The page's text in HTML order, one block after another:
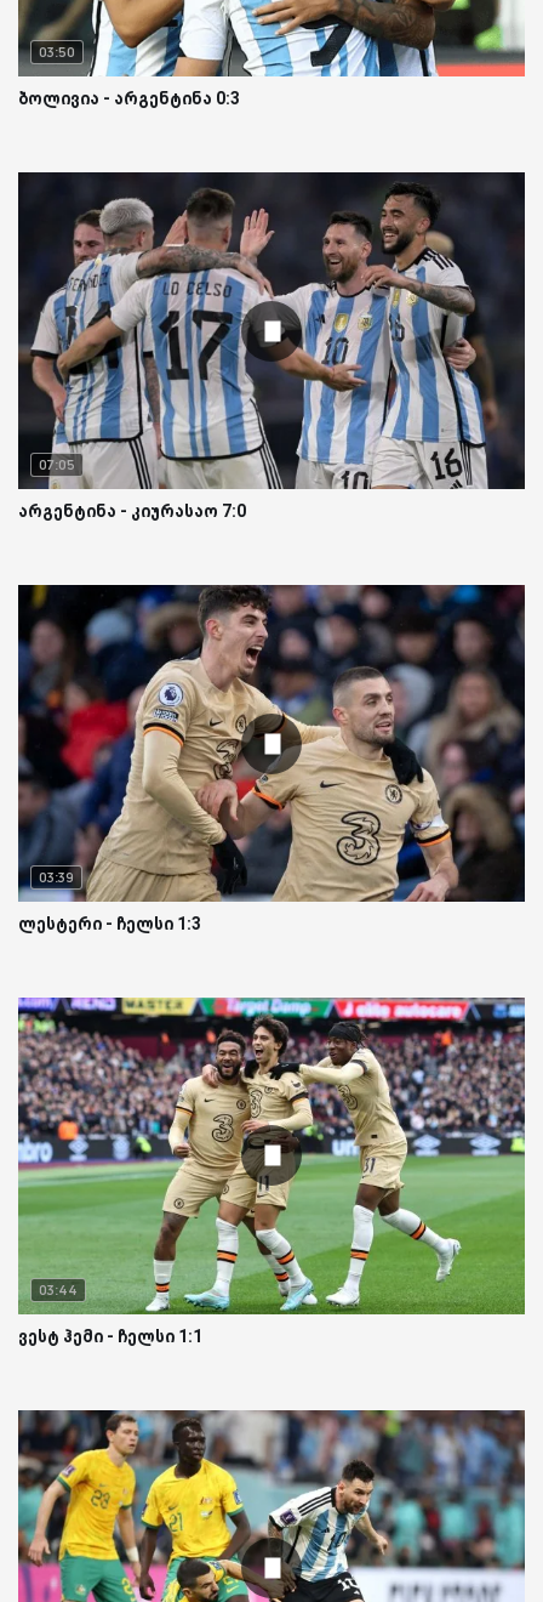
03:50
ბოლივია - არგენტინა 0:3
07:05
არგენტინა - კიურასაო 7:0
03:39
ლესტერი - ჩელსი 1:3
03:44
ვესტ ჰემი - ჩელსი 1:1